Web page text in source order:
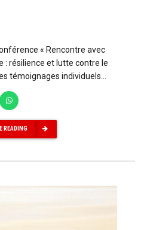
« Rencontre avec
: résilience et lutte contre le
témoignages individuels...
READING